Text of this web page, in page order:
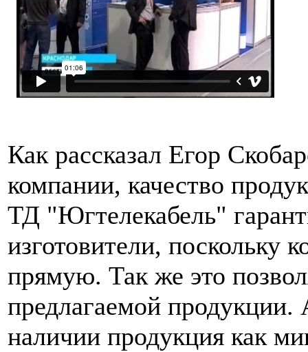
Как рассказал Егор
компании, качество
ТД "Югтелекабель"
изготовители, поскольку
прямую. Так же это
предлагаемой продукции.
наличии продукция как